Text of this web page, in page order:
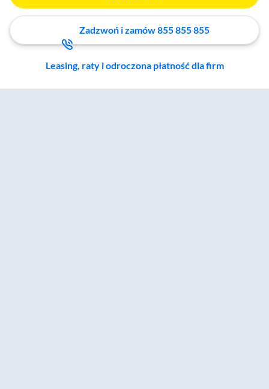
Zadzwoń i zamów 855 855 855
Leasing, raty i odroczona płatność dla firm